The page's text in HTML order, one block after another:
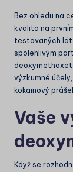
Bez ohledu na
kvalita na
testovaných
spolehlivým
výzkumné
kokainový
Vaše
Když se